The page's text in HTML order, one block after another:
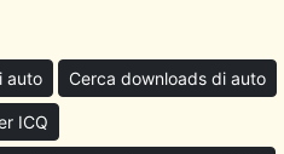
auto Cerca downloads di auto
ICQ